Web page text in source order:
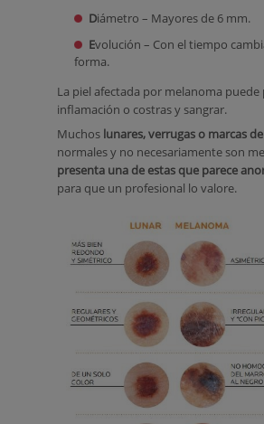
Diámetro – Mayores de 6 mm.
Evolución – Con el tiempo
forma.
La piel afectada por melanoma puede
inflamación o costras y sangrar.
Muchos lunares, verrugas o marcas
normales y no necesariamente son
presenta una de estas que parece
para que un profesional lo valore.